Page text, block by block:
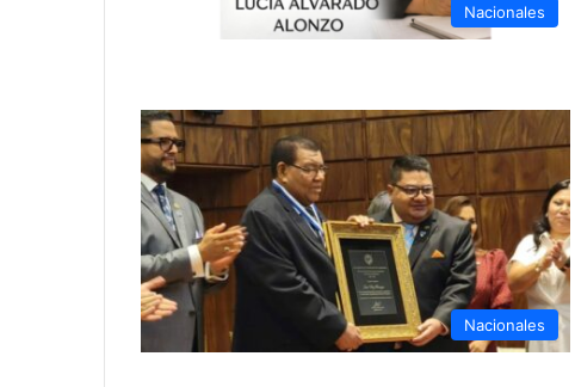
Nacionales
Nacionales